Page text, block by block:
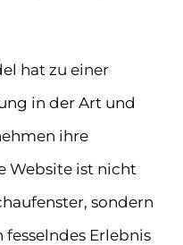
hat zu einer
in der Art und
ihre
Website ist nicht
sondern
Erlebnis